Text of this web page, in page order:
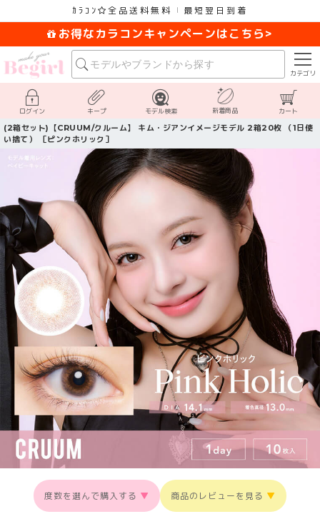
ｶﾗｺﾝ 全品送料無料 最短翌日到着
お得なカラコンキャンペーンはこちら>
カテゴリ
ログイン キープ モデル検索 新着商品 カート
(2箱セット)【CRUUM/クルーム】 キム・ジアンイメージモデル 2箱20枚 （1日使
い捨て） ［ピンクホリック］
度数を選んで購入する ▼ 商品のレビューを見る ▼